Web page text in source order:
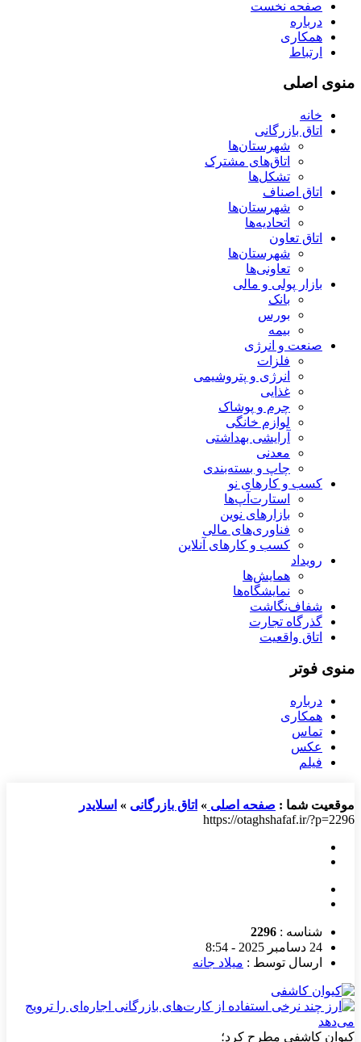
صفحه نخست
درباره
همکاری
ارتباط
منوی اصلی
خانه
اتاق بازرگانی
شهرستان‌ها
اتاق‌های مشترک
تشکل‌ها
اتاق اصناف
شهرستان‌ها
اتحادیه‌ها
اتاق تعاون
شهرستان‌ها
تعاونی‌ها
بازار پولی و مالی
بانک
بورس
بیمه
صنعت و انرژی
فلزات
انرژی و پتروشیمی
غذایی
چرم و پوشاک
لوازم خانگی
آرایشی بهداشتی
معدنی
چاپ و بسته‌بندی
کسب و کارهای نو
استارت‌آپ‌ها
بازارهای نوین
فناوری‌های مالی
کسب و کارهای آنلاین
رویداد
همایش‌ها
نمایشگاه‌ها
شفاف‌نگاشت
گذرگاه تجارت
اتاق واقعیت
منوی فوتر
درباره
همکاری
تماس
عکس
فیلم
موقعیت شما : صفحه اصلی » اتاق بازرگانی » اسلایدر
https://otaghshafaf.ir/?p=2296
شناسه : 2296
24 دسامبر 2025 - 8:54
ارسال توسط : میلاد جانه
کیوان کاشفی مطرح کرد؛